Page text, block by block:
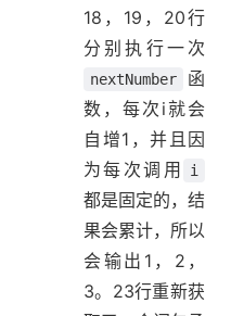
18，19，20行
分别执行一次
nextNumber
函
数，每次i就会
自增1，并且因
为每次调用
i
都是固定的，结
果会累计，所以
会输出1，2，
3。23行重新获